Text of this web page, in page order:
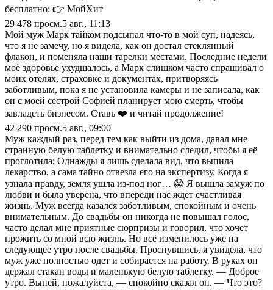
бесплатно: 👉 МойХит
29 478 просм.5 авг., 11:13
Мой муж Марк тайком подсыпал что-то в мой суп, надеясь,
что я не замечу, но я видела, как он достал стеклянный
флакон, и поменяла наши тарелки местами. Последние недели
моё здоровье ухудшалось, а Марк слишком часто спрашивал о
моих отелях, страховке и документах, притворяясь
заботливым, пока я не установила камеры и не записала, как
он с моей сестрой Софией планирует мою смерть, чтобы
завладеть бизнесом. Ставь ❤️ и читай продолжение!
42 290 просм.5 авг., 09:00
Муж каждый раз, перед тем как выйти из дома, давал мне
странную белую таблетку и внимательно следил, чтобы я её
проглотила; Однажды я лишь сделала вид, что выпила
лекарство, а сама тайно отвезла его на экспертизу. Когда я
узнала правду, земля ушла из-под ног… 😱 Я вышла замуж по
любви и была уверена, что впереди нас ждёт счастливая
жизнь. Муж всегда казался заботливым, спокойным и очень
внимательным. До свадьбы он никогда не повышал голос,
часто делал мне приятные сюрпризы и говорил, что хочет
прожить со мной всю жизнь. Но всё изменилось уже на
следующее утро после свадьбы. Проснувшись, я увидела, что
муж уже полностью одет и собирается на работу. В руках он
держал стакан воды и маленькую белую таблетку. — Доброе
утро. Выпей, пожалуйста, — спокойно сказал он. — Что это?